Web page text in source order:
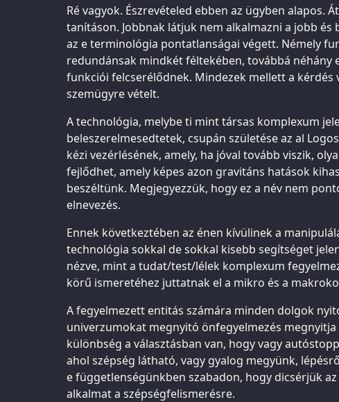
Ré vagyok. Észrevételed ebben az ügyben alapos.
tanításon. Jobbnak látjuk nem alkalmazni a jobb és
az e terminológia pontatlanságai végett. Némely
redundánsak mindkét féltekében, továbbá néhány
funkciói felcserélődnek. Mindezek mellett a kérdés
szemügyre vételt.
A technológia, melybe ti mint társas komplexum
beleszerelmesedtetek, csupán születése az al
kézi vezérlésének, amely, ha jóval tovább viszik,
fejlődhet, amely képes azon gravitáns hatások
beszéltünk. Megjegyezzük, hogy ez a név nem
elnevezés.
Ennek következtében az énen kívülinek a
technológia sokkal de sokkal kisebb segítséget
nézve, mint a tudat/test/lélek komplexum
körű ismeretéhez juttatnak el a mikro és a
A fegyelmezett entitás számára minden dolgok
univerzumokat megnyitó önfegyelmezés megnyitja
különbség a választásban van, hogy vagy
ahol szépség látható, vagy gyalog megyünk,
e függetlenségünkben szabadon, hogy dicsérjük
alkalmat a szépségfelismerésre.